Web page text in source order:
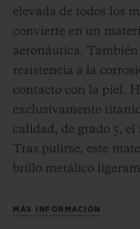
elevada de todos los
convierte en un
aeronáutica. También
resistencia a la
contacto con la piel.
exclusivamente
calidad, de grado 5, el
Tras pulirse, este
brillo metálico
MÁS INFORMACIÓN